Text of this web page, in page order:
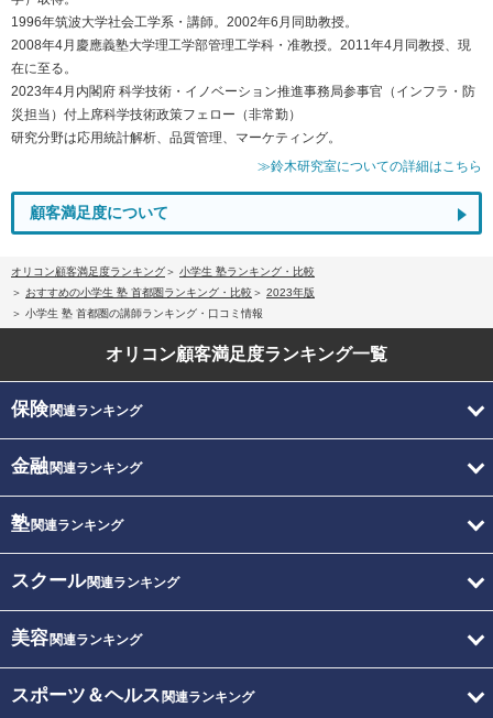
1996年筑波大学社会工学系・講師。2002年6月同助教授。
2008年4月慶應義塾大学理工学部管理工学科・准教授。2011年4月同教授、現
在に至る。
2023年4月内閣府 科学技術・イノベーション推進事務局参事官（インフラ・防
災担当）付上席科学技術政策フェロー（非常勤）
研究分野は応用統計解析、品質管理、マーケティング。
≫鈴木研究室についての詳細はこちら
顧客満足度について
オリコン顧客満足度ランキング
小学生 塾ランキング・比較
おすすめの小学生 塾 首都圏ランキング・比較
2023年版
小学生 塾 首都圏の講師ランキング・口コミ情報
オリコン顧客満足度ランキング一覧
保険関連ランキング
金融関連ランキング
塾関連ランキング
スクール関連ランキング
美容関連ランキング
スポーツ＆ヘルス 関連ランキング